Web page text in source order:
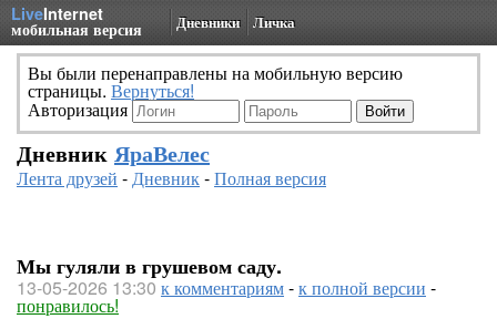
LiveInternet
мобильная версия Дневники Личка
Вы были перенаправлены на мобильную версию
страницы. Вернуться!
Авторизация
Дневник ЯраВелес
Лента друзей -Дневник-Полная версия
Мы гуляли в грушевом саду.
13-05-2026 13:30 к комментариям-к полной версии -
понравилось!